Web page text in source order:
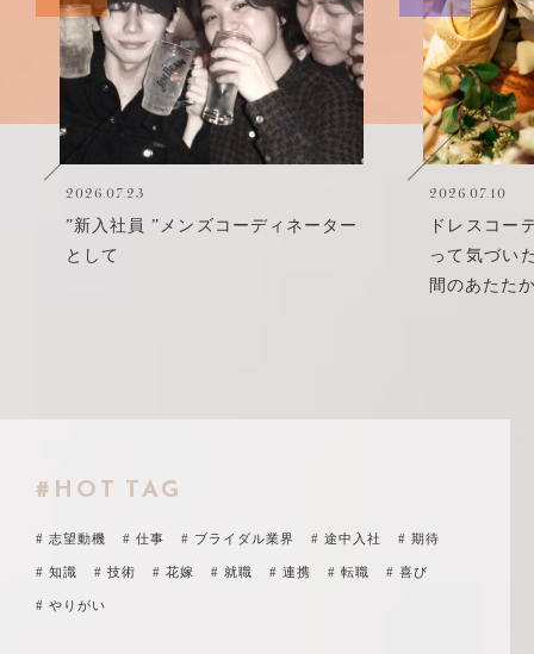
2026.07.23
”新入社員 ”メンズコーディネーター
として
2026.07.10
ドレスコー
って気づい
間のあたた
#HOT TAG
# 志望動機 # 仕事 # ブライダル業界 # 途中入社 # 期待
# 知識 # 技術 # 花嫁 # 就職 # 連携 # 転職 # 喜び
# やりがい